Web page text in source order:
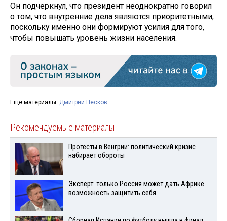
Он подчеркнул, что президент неоднократно говорил
о том, что внутренние дела являются приоритетными,
поскольку именно они формируют усилия для того,
чтобы повышать уровень жизни населения.
Ещё материалы: Дмитрий Песков
Рекомендуемые материалы
Протесты в Венгрии: политический кризис
набирает обороты
Эксперт: только Россия может дать Африке
возможность защитить себя